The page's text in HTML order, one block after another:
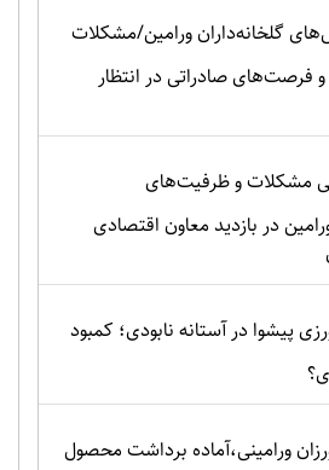
گلخانه‌داران ورامین/مشکلات
و فرصت‌های صادراتی در انتظار
مشکلات و ظرفیت‌های
در بازدید معاون اقتصادی
پیشوا در آستانه نابودی؛ کمبود
ورامینی،آماده برداشت محصول